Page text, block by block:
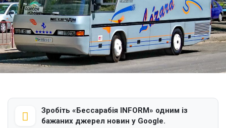
Зробіть «Бессарабія INFORM» одним із
бажаних джерел новин у Google.